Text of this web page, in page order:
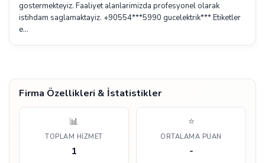
gostermekteyiz. Faaliyet alanlarimizda profesyonel olarak
istihdam saglamaktayiz. +90554***5990 gucelektrik*** Etiketler
e…
Firma Özellikleri & İstatistikler
📊
TOPLAM HIZMET
1
⭐
ORTALAMA PUAN
-